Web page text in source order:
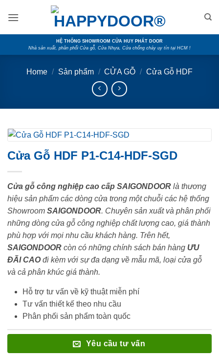
HỆ THỐNG SHOWROOM CỬA HUY PHÁT DOOR
Nhà sản xuất, phân phối Cửa gỗ, Cửa Nhựa, Cửa chống cháy uy tín tại HCM !
Home / Sản phẩm / CỬA GỖ / Cửa Gỗ HDF
Cửa Gỗ HDF P1-C14-HDF-SGD
Cửa gỗ công nghiệp cao cấp SAIGONDOOR là thương
hiệu sản phẩm các dòng cửa trong một chuỗi các hệ thống
Showroom SAIGONDOOR. Chuyên sản xuất và phân phối
những dòng cửa gỗ công nghiệp chất lượng cao, giá thành
phù hợp với mọi nhu cầu khách hàng. Trên hết,
SAIGONDOOR còn có những chính sách bán hàng ƯU
ĐÃI CAOđi kèm với sự đa dạng về mẫu mã, loại cửa gỗ
và cả phân khúc giá thành.
Hỗ trợ tư vấn về kỹ thuật miễn phí
Tư vấn thiết kế theo nhu cầu
Phân phối sản phẩm toàn quốc
Yêu cầu tư vấn